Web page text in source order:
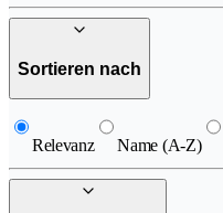
Sortieren nach
Relevanz Name (A-Z)